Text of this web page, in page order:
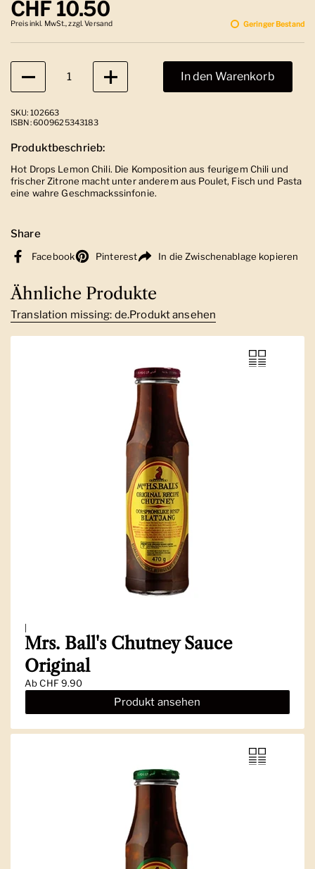
Regulärer Preis
CHF 10.50
Preis inkl. MwSt., zzgl. Versand Geringer Bestand
Anzahl
In den Warenkorb
SKU: 102663
ISBN: 6009625343183
Produktbeschrieb:
Hot Drops Lemon Chili. Die Komposition aus feurigem Chili und
frischer Zitrone macht unter anderem aus Poulet, Fisch und Pasta
eine wahre Geschmackssinfonie.
Share
Facebook Pinterest In die Zwischenablage kopieren
Ähnliche Produkte
Translation missing: de.Produkt ansehen
Mrs. Ball's Chutney Sauce
Original
AbCHF 9.90
Produkt ansehen